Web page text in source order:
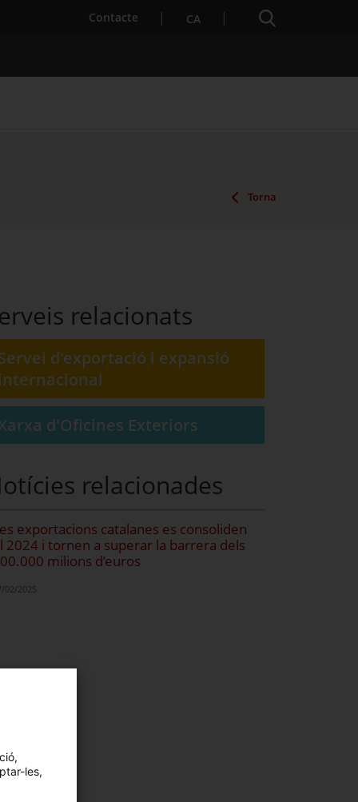
Contacte . Obre en una nova finestra.
CA Cercador
Torna
relacionats
d'exportació i expansió
d'Oficines Exteriors
relacionades
exportacions catalanes es consoliden
2024 i tornen a superar la barrera dels
milions d’euros
02/2025
les,